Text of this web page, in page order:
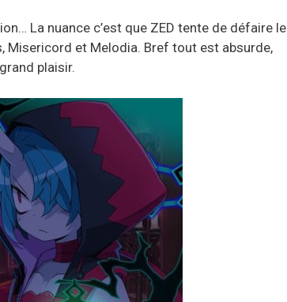
La nuance c’est que ZED tente de défaire le
Misericord et Melodia. Bref tout est absurde,
plaisir.